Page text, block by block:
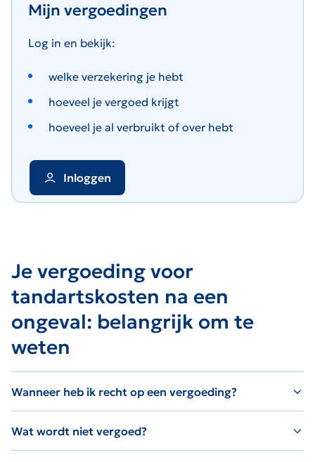
Mijn vergoedingen
Log in en bekijk:
welke verzekering je hebt
hoeveel je vergoed krijgt
hoeveel je al verbruikt of over hebt
Inloggen
Je vergoeding voor
tandartskosten na een
ongeval: belangrijk om te
weten
Wanneer heb ik recht op een vergoeding?
Wat wordt niet vergoed?